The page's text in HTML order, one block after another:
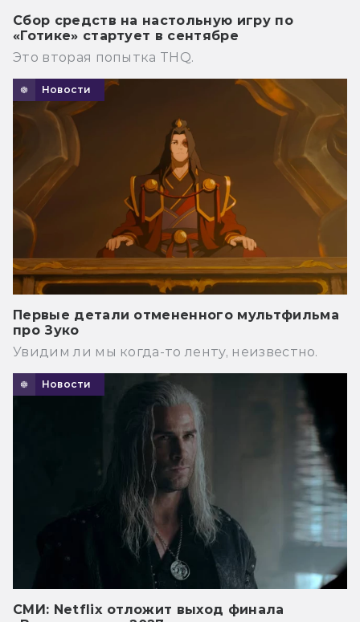
Сбор средств на настольную игру по
«Готике» стартует в сентябре
Это вторая попытка THQ.
Новости
Первые детали отмененного мультфильма
про Зуко
Увидим ли мы когда-то ленту, неизвестно.
Новости
СМИ: Netflix отложит выход финала